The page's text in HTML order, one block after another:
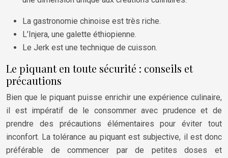
La gastronomie chinoise est très riche.
L’Injera, une galette éthiopienne.
Le Jerk est une technique de cuisson.
Le piquant en toute sécurité : conseils et
précautions
Bien que le piquant puisse enrichir une expérience culinaire,
il est impératif de le consommer avec prudence et de
prendre des précautions élémentaires pour éviter tout
inconfort. La tolérance au piquant est subjective, il est donc
préférable de commencer par de petites doses et